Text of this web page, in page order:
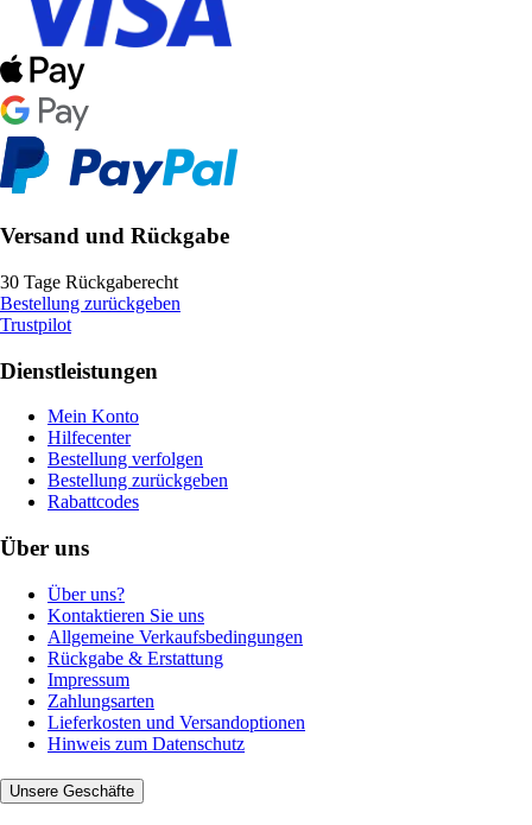
Versand und Rückgabe
30 Tage Rückgaberecht
Bestellung zurückgeben
Trustpilot
Dienstleistungen
Mein Konto
Hilfecenter
Bestellung verfolgen
Bestellung zurückgeben
Rabattcodes
Über uns
Über uns?
Kontaktieren Sie uns
Allgemeine Verkaufsbedingungen
Rückgabe & Erstattung
Impressum
Zahlungsarten
Lieferkosten und Versandoptionen
Hinweis zum Datenschutz
Unsere Geschäfte